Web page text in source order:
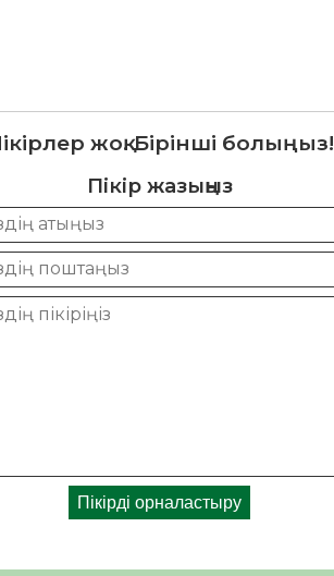
жоқ. Бірінші болыңыз!
Пікір жазыңыз